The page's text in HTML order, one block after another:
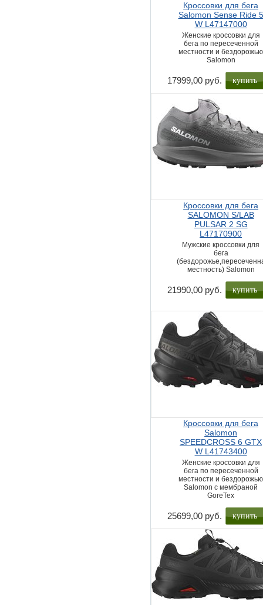
Кроссовки для бега
Salomon Sense Ride 5
W L47147000
Женские кроссовки для
бега по пересеченной
местности и бездорожью
Salomon
17999,00 руб. купить
Кроссовки для бега
SALOMON S/LAB
PULSAR 2 SG
L47170900
Мужские кроссовки для
бега
местность) Salomon
21990,00 руб. купить
Кроссовки для бега
Salomon
SPEEDCROSS 6 GTX
W L41743400
Женские кроссовки для
бега по пересеченной
местности и бездорожью
Salomon с мембраной
GoreTex
25699,00 руб. купить